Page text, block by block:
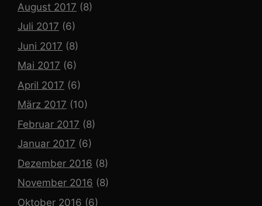
August 2017 (8)
Juli 2017 (6)
Juni 2017 (8)
Mai 2017 (6)
April 2017 (6)
März 2017 (10)
Februar 2017 (8)
Januar 2017 (6)
Dezember 2016 (8)
November 2016 (8)
Oktober 2016 (6)